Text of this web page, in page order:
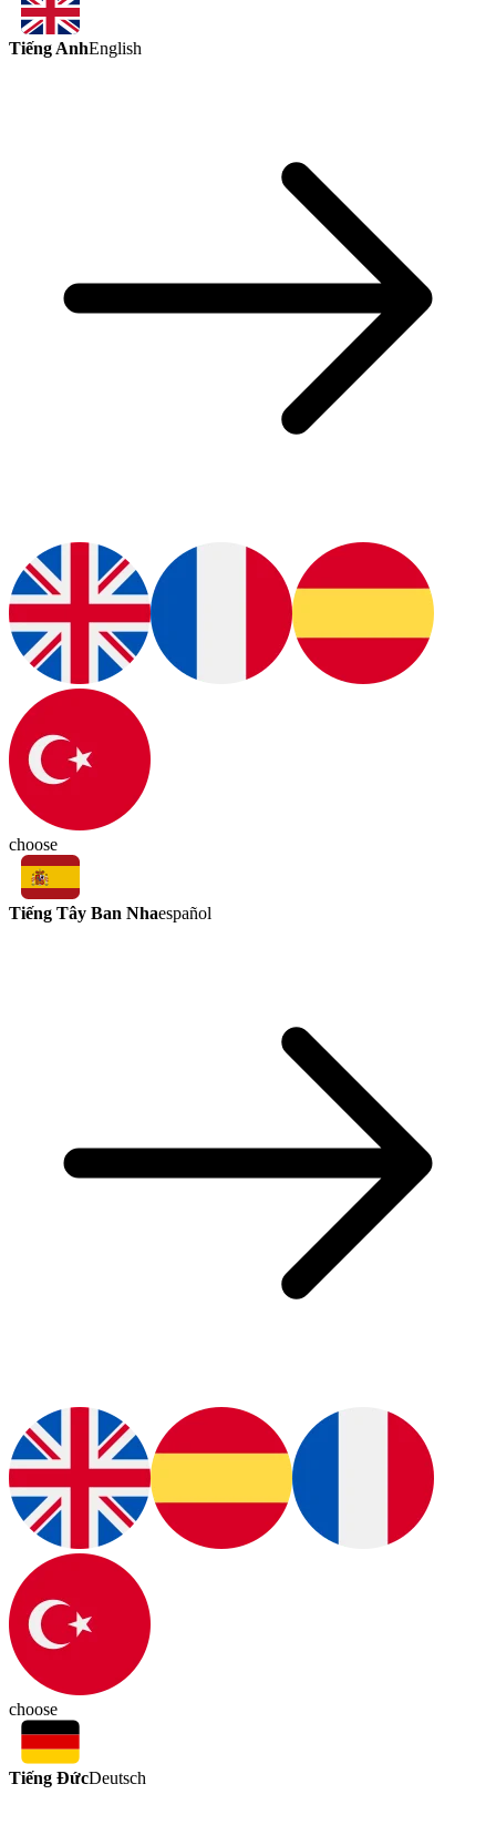
Tiếng AnhEnglish
choose
Tiếng Tây Ban Nhaespañol
choose
Tiếng ĐứcDeutsch